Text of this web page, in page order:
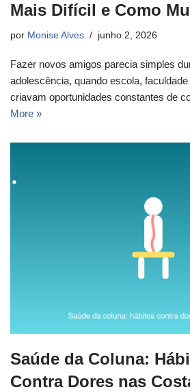
Mais Difícil e Como
por Monise Alves junho 2, 2026
Fazer novos amigos parecia simples
adolescência, quando escola,
criavam oportunidades constantes de
More »
Saúde da Coluna:
Contra Dores nas